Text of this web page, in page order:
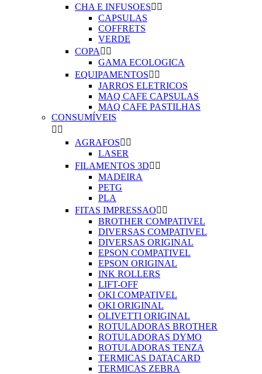
CHA E INFUSOES 
CAPSULAS
COFFRETS
VERDE
COPA  
GAMA ECOLOGICA
EQUIPAMENTOS 
JARROS ELETRICOS
MAQ CAFE CAPSULAS
MAQ CAFE PASTILHAS
CONSUMÍVEIS
 
AGRAFOS 
LASER
FILAMENTOS 3D 
MADEIRA
PETG
PLA
FITAS IMPRESSAO 
BROTHER COMPATIVEL
DIVERSAS COMPATIVEL
DIVERSAS ORIGINAL
EPSON COMPATIVEL
EPSON ORIGINAL
INK ROLLERS
LIFT-OFF
OKI COMPATIVEL
OKI ORIGINAL
OLIVETTI ORIGINAL
ROTULADORAS BROTHER
ROTULADORAS DYMO
ROTULADORAS TENZA
TERMICAS DATACARD
TERMICAS ZEBRA